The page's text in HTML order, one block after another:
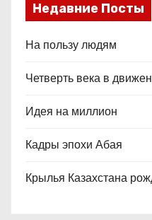
Недавние Посты
На пользу людям
Четверть века в
Идея на миллион
Кадры эпохи Абая
Крылья Казахстана